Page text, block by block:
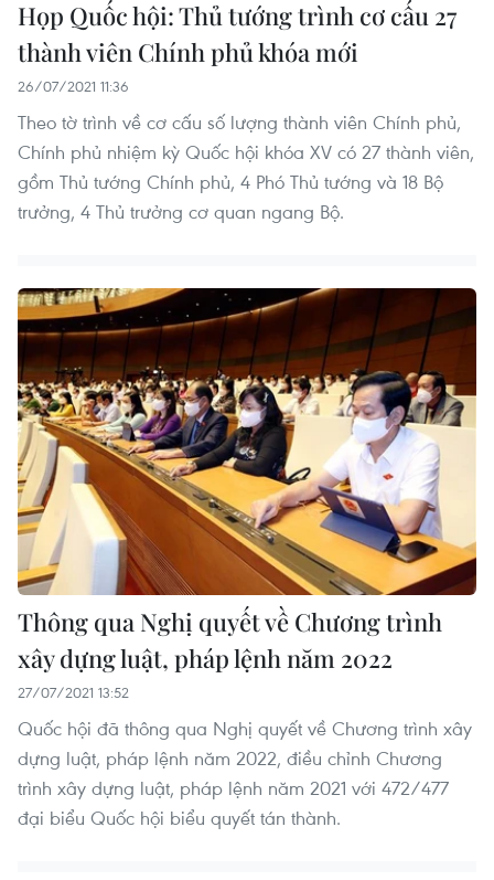
Họp Quốc hội: Thủ tướng trình cơ cấu 27
thành viên Chính phủ khóa mới
26/07/2021 11:36
Theo tờ trình về cơ cấu số lượng thành viên Chính phủ,
Chính phủ nhiệm kỳ Quốc hội khóa XV có 27 thành viên,
gồm Thủ tướng Chính phủ, 4 Phó Thủ tướng và 18 Bộ
trưởng, 4 Thủ trưởng cơ quan ngang Bộ.
Thông qua Nghị quyết về Chương trình
xây dựng luật, pháp lệnh năm 2022
27/07/2021 13:52
Quốc hội đã thông qua Nghị quyết về Chương trình xây
dựng luật, pháp lệnh năm 2022, điều chỉnh Chương
trình xây dựng luật, pháp lệnh năm 2021 với 472/477
đại biểu Quốc hội biểu quyết tán thành.